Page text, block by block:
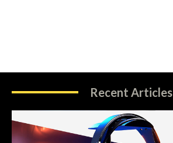
Recent Articles